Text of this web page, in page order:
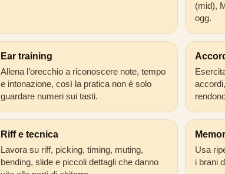
(mid),
ogg.
Ear training
Allena l’orecchio a riconoscere note, tempo
e intonazione, così la pratica non è solo
guardare numeri sui tasti.
Riff e tecnica
Lavora su riff, picking, timing, muting,
bending, slide e piccoli dettagli che danno
Usa
i brani